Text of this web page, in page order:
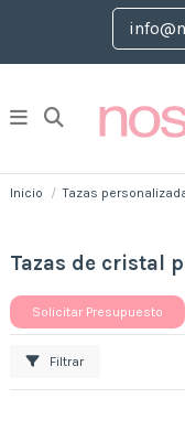
Inicio Tazas
Tazas de cristal
Solicitar Presupuesto
Filtrar